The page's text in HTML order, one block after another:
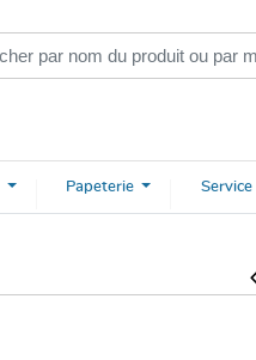
Papeterie Service